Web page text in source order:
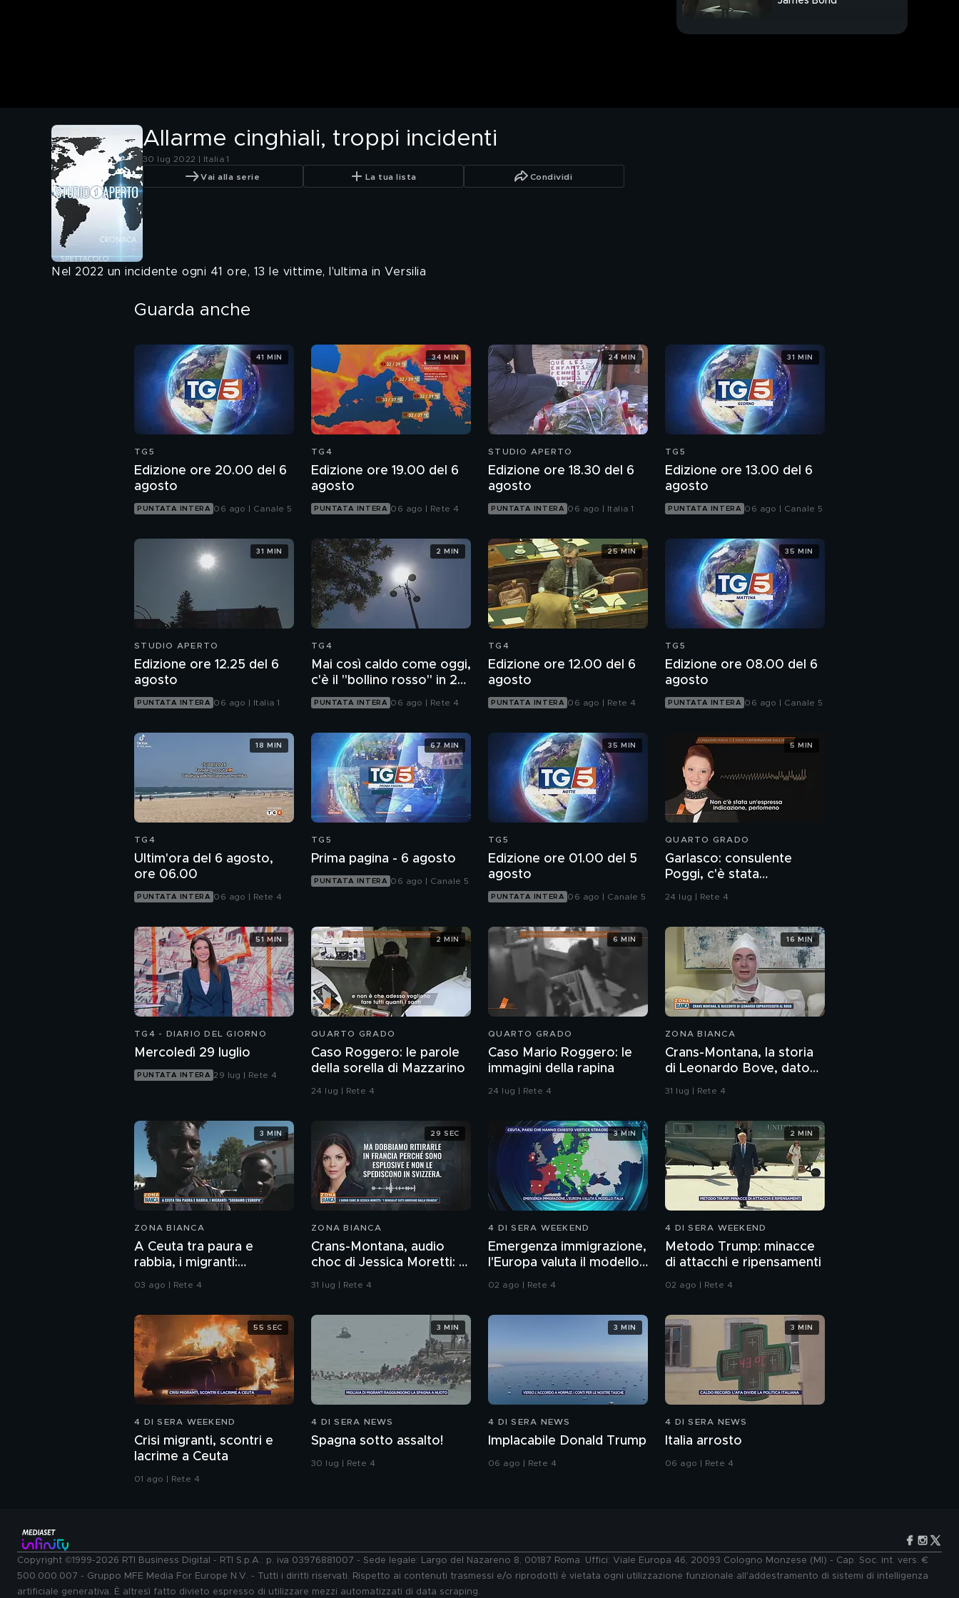
Allarme cinghiali, troppi incidenti
30 lug 2022 | Italia 1
Vai alla serie La tua lista Condividi
Nel 2022 un incidente ogni 41 ore, 13 le vittime, l'ultima in Versilia
Guarda anche
TG5
Edizione ore 20.00 del 6
agosto
PUNTATA INTERA 06 ago | Canale 5
41 MIN
TG4
Edizione ore 19.00 del 6
agosto
PUNTATA INTERA 06 ago | Rete 4
34 MIN
STUDIO APERTO
Edizione ore 18.30 del 6
agosto
PUNTATA INTERA 06 ago | Italia 1
24 MIN
TG5
Edizione ore 13.00 del 6
agosto
PUNTATA INTERA 06 ago | Canale 5
31 MIN
STUDIO APERTO
Edizione ore 12.25 del 6
agosto
PUNTATA INTERA 06 ago | Italia 1
31 MIN
TG4
Mai così caldo come oggi,
c'è il "bollino rosso" in 27
città
PUNTATA INTERA 06 ago | Rete 4
2 MIN
TG4
Edizione ore 12.00 del 6
agosto
PUNTATA INTERA 06 ago | Rete 4
25 MIN
TG5
Edizione ore 08.00 del 6
agosto
PUNTATA INTERA 06 ago | Canale 5
35 MIN
TG4
Ultim'ora del 6 agosto,
ore 06.00
PUNTATA INTERA 06 ago | Rete 4
18 MIN
TG5
Prima pagina - 6 agosto
PUNTATA INTERA 06 ago | Canale 5
67 MIN
TG5
Edizione ore 01.00 del 5
agosto
PUNTATA INTERA 06 ago | Canale 5
35 MIN
QUARTO GRADO
Garlasco: consulente
Poggi, c'è stata
contaminazione sulle
24 lug | Rete 4
5 MIN
TG4 - DIARIO DEL GIORNO
Mercoledì 29 luglio
PUNTATA INTERA 29 lug | Rete 4
51 MIN
QUARTO GRADO
Caso Roggero: le parole
della sorella di Mazzarino
24 lug | Rete 4
2 MIN
QUARTO GRADO
Caso Mario Roggero: le
immagini della rapina
24 lug | Rete 4
6 MIN
ZONA BIANCA
Crans-Montana, la storia
di Leonardo Bove, dato
per disperso nel rogo
31 lug | Rete 4
16 MIN
ZONA BIANCA
A Ceuta tra paura e
rabbia, i migranti:
"Sognamo l'Europa"
03 ago | Rete 4
3 MIN
ZONA BIANCA
Crans-Montana, audio
choc di Jessica Moretti: "I
bengala? Fatti arrivare
31 lug | Rete 4
29 SEC
4 DI SERA WEEKEND
Emergenza immigrazione,
l'Europa valuta il modello
02 ago | Rete 4
3 MIN
4 DI SERA WEEKEND
Metodo Trump: minacce
di attacchi e ripensamenti
02 ago | Rete 4
2 MIN
4 DI SERA WEEKEND
Crisi migranti, scontri e
lacrime a Ceuta
01 ago | Rete 4
55 SEC
4 DI SERA NEWS
Spagna sotto assalto!
30 lug | Rete 4
3 MIN
4 DI SERA NEWS
Implacabile Donald Trump
06 ago | Rete 4
3 MIN
4 DI SERA NEWS
Italia arrosto
06 ago | Rete 4
3 MIN
Copyright ©1999-2026 RTI Business Digital - RTI S.p.A.: p. iva 03976881007 - Sede legale: Largo del Nazareno 8, 00187 Roma. Uffici: Viale Europa 46, 20093 Cologno Monzese (MI) - Cap. Soc. int. vers. €
500.000.007 - Gruppo MFE Media For Europe N.V. - Tutti i diritti riservati. Rispetto ai contenuti trasmessi e/o riprodotti è vietata ogni utilizzazione funzionale all'addestramento di sistemi di intelligenza
artificiale generativa. È altresì fatto divieto espresso di utilizzare mezzi automatizzati di data scraping.